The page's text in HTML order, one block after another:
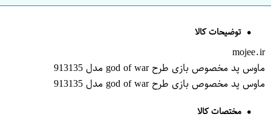
توضیحات کالا
mojee.ir
ماوس پد مخصوص بازی طرح god of war مدل 913135
ماوس پد مخصوص بازی طرح god of war مدل 913135
مختصات کالا